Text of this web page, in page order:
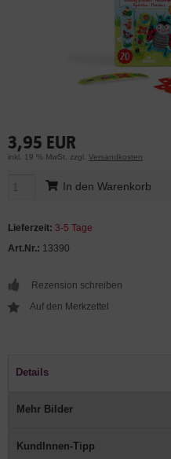
3,95 EUR
inkl. 19 % MwSt. zzgl. Versandkosten
In den Warenkorb
Lieferzeit: 3-5 Tage
Art.Nr.: 13390
Rezension schreiben
Details
Mehr Bilder
KundInnen-Tipp